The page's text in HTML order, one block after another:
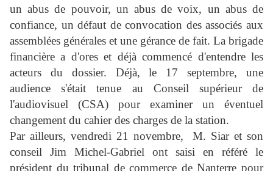
un abus de pouvoir, un abus de voix, un abus de
confiance, un défaut de convocation des associés aux
assemblées générales et une gérance de fait. La brigade
financière a d'ores et déjà commencé d'entendre les
acteurs du dossier. Déjà, le 17 septembre, une
audience s'était tenue au Conseil supérieur de
l'audiovisuel (CSA) pour examiner un éventuel
changement du cahier des charges de la station.
Par ailleurs, vendredi 21 novembre,
M. Siar et son
conseil Jim Michel-Gabriel ont saisi en référé le
président du tribunal de commerce de Nanterre pour